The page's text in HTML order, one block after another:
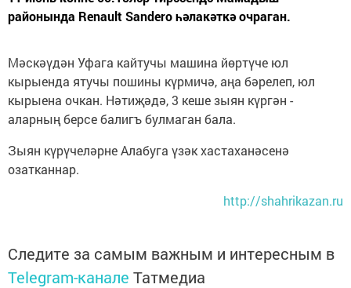
районында Renault Sandero һәлакәткә очраган.
Мәскәүдән Уфага кайтучы машина йөртүче юл
кырыенда ятучы пошины күрмичә, аңа бәрелеп, юл
кырыена очкан. Нәтиҗәдә, 3 кеше зыян күргән -
аларның берсе балигъ булмаган бала.
Зыян күрүчеләрне Алабуга үзәк хастаханәсенә
озатканнар.
http://shahrikazan.ru
Следите за самым важным и интересным в
Telegram-канале Татмедиа